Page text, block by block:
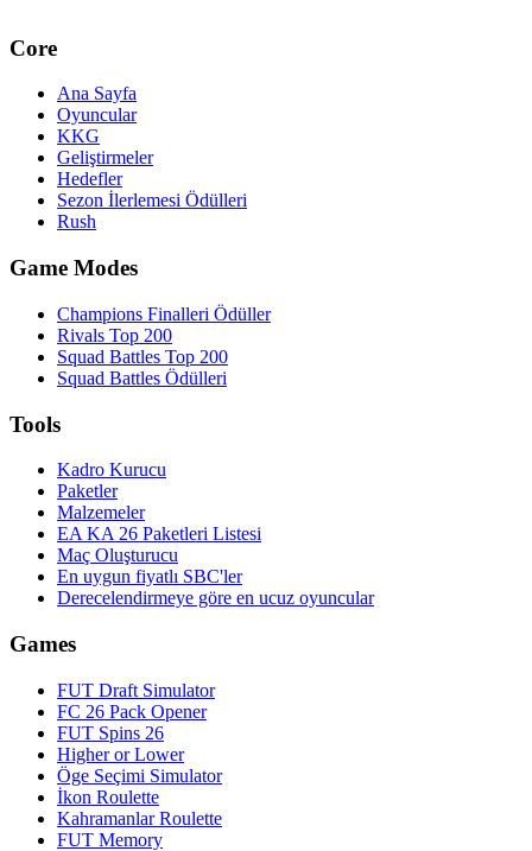
Core
Ana Sayfa
Oyuncular
KKG
Geliştirmeler
Hedefler
Sezon İlerlemesi Ödülleri
Rush
Game Modes
Champions Finalleri Ödüller
Rivals Top 200
Squad Battles Top 200
Squad Battles Ödülleri
Tools
Kadro Kurucu
Paketler
Malzemeler
EA KA 26 Paketleri Listesi
Maç Oluşturucu
En uygun fiyatlı SBC'ler
Derecelendirmeye göre en ucuz oyuncular
Games
FUT Draft Simulator
FC 26 Pack Opener
FUT Spins 26
Higher or Lower
Öge Seçimi Simulator
İkon Roulette
Kahramanlar Roulette
FUT Memory